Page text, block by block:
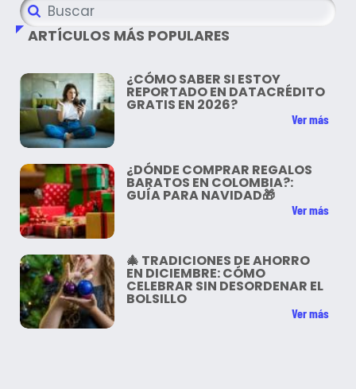
ARTÍCULOS MÁS POPULARES
¿CÓMO SABER SI ESTOY
REPORTADO EN DATACRÉDITO
GRATIS EN 2026?
Ver más
¿DÓNDE COMPRAR REGALOS
BARATOS EN COLOMBIA?:
GUÍA PARA NAVIDAD🎁
Ver más
🎄 TRADICIONES DE AHORRO
EN DICIEMBRE: CÓMO
CELEBRAR SIN DESORDENAR EL
BOLSILLO
Ver más